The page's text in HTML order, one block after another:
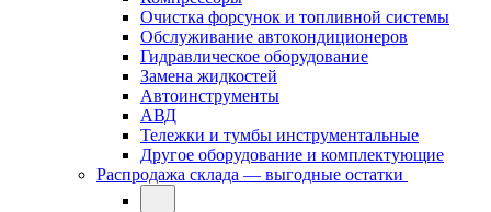
Очистка форсунок и топливной системы
Обслуживание автокондиционеров
Гидравлическое оборудование
Замена жидкостей
Автоинструменты
АВД
Тележки и тумбы инструментальные
Другое оборудование и комплектующие
Распродажа склада — выгодные остатки